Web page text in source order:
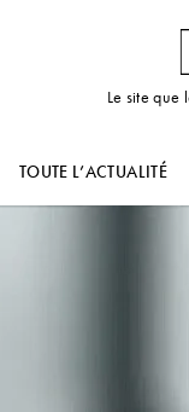
Le site que
TOUTE L’ACTUALITÉ